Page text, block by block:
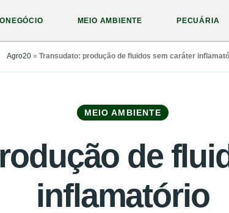
MEIO AMBIENTE PECUÁRIA
Agro20 » Transudato: produção de fluidos sem caráter
MEIO AMBIENTE
de
inflamatório